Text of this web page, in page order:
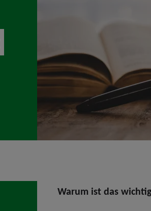
Warum ist das